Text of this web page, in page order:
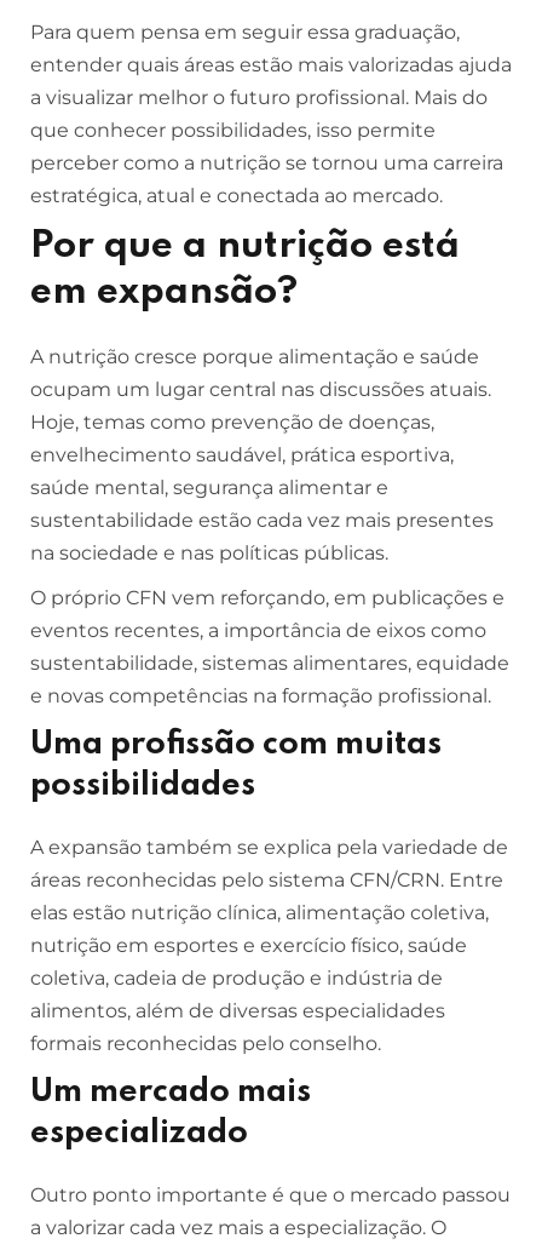
Para quem pensa em seguir essa graduação,
entender quais áreas estão mais valorizadas ajuda
a visualizar melhor o futuro profissional. Mais do
que conhecer possibilidades, isso permite
perceber como a nutrição se tornou uma carreira
estratégica, atual e conectada ao mercado.
Por que a nutrição está
em expansão?
A nutrição cresce porque alimentação e saúde
ocupam um lugar central nas discussões atuais.
Hoje, temas como prevenção de doenças,
envelhecimento saudável, prática esportiva,
saúde mental, segurança alimentar e
sustentabilidade estão cada vez mais presentes
na sociedade e nas políticas públicas.
O próprio CFN vem reforçando, em publicações e
eventos recentes, a importância de eixos como
sustentabilidade, sistemas alimentares, equidade
e novas competências na formação profissional.
Uma profissão com muitas
possibilidades
A expansão também se explica pela variedade de
áreas reconhecidas pelo sistema CFN/CRN. Entre
elas estão nutrição clínica, alimentação coletiva,
nutrição em esportes e exercício físico, saúde
coletiva, cadeia de produção e indústria de
alimentos, além de diversas especialidades
formais reconhecidas pelo conselho.
Um mercado mais
especializado
Outro ponto importante é que o mercado passou
a valorizar cada vez mais a especialização. O